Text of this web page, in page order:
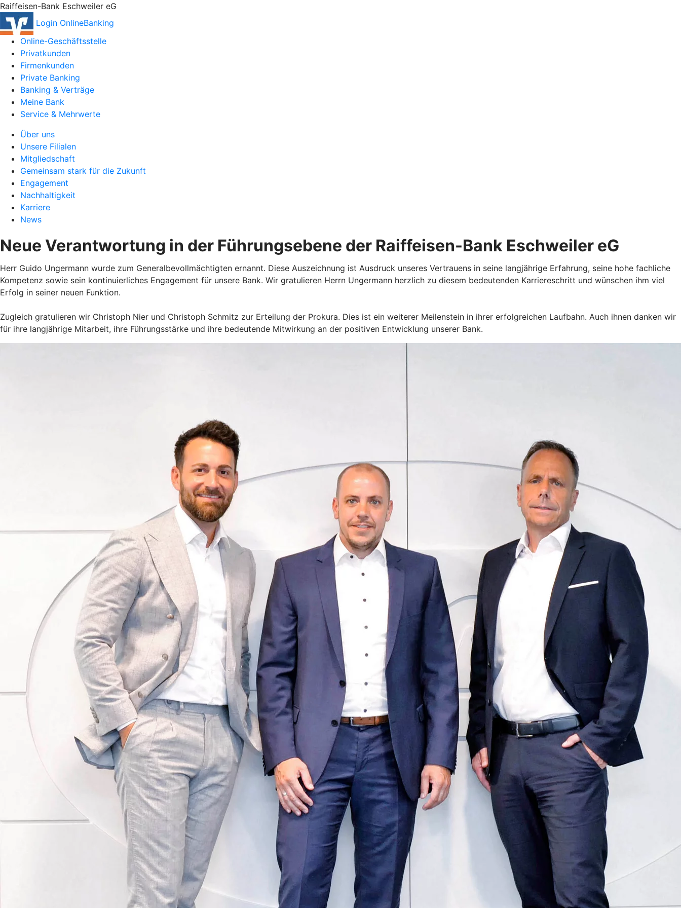
Raiffeisen-Bank Eschweiler eG
Login OnlineBanking
Online-Geschäftsstelle
Privatkunden
Firmenkunden
Private Banking
Banking & Verträge
Meine Bank
Service & Mehrwerte
Über uns
Unsere Filialen
Mitgliedschaft
Gemeinsam stark für die Zukunft
Engagement
Nachhaltigkeit
Karriere
News
Neue Verantwortung in der Führungsebene der Raiffeisen-Bank Eschweiler eG
Herr Guido Ungermann wurde zum Generalbevollmächtigten ernannt. Diese Auszeichnung ist Ausdruck unseres Vertrauens in seine langjährige Erfahrung, seine hohe fachliche
Kompetenz sowie sein kontinuierliches Engagement für unsere Bank. Wir gratulieren Herrn Ungermann herzlich zu diesem bedeutenden Karriereschritt und wünschen ihm viel
Erfolg in seiner neuen Funktion.
Zugleich gratulieren wir Christoph Nier und Christoph Schmitz zur Erteilung der Prokura. Dies ist ein weiterer Meilenstein in ihrer erfolgreichen Laufbahn. Auch ihnen danken wir
für ihre langjährige Mitarbeit, ihre Führungsstärke und ihre bedeutende Mitwirkung an der positiven Entwicklung unserer Bank.